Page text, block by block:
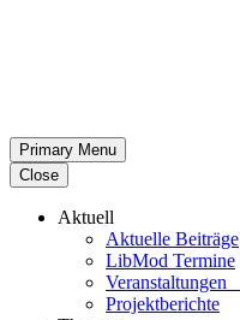
Primary Menu
Close
Aktuell
Aktu­elle Beiträge
LibMod Termine
Ver­an­stal­tun­gen
Pro­jekt­be­richte